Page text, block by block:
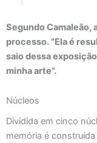
Segundo Camaleão,
processo. “Ela é
saio dessa
minha arte”.
Núcleos
Dividida em cinco
memória é